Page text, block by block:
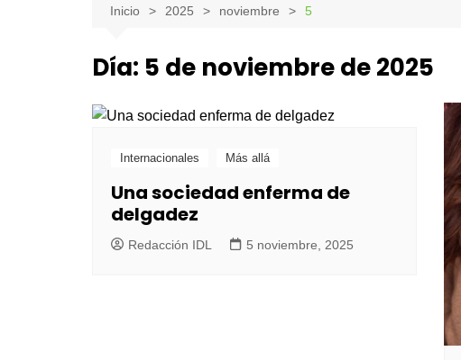
Inicio 2025 noviembre 5
Día: 5 de noviembre de 2025
Internacionales Más allá
Una sociedad enferma de
delgadez
Redacción IDL 5 noviembre, 2025